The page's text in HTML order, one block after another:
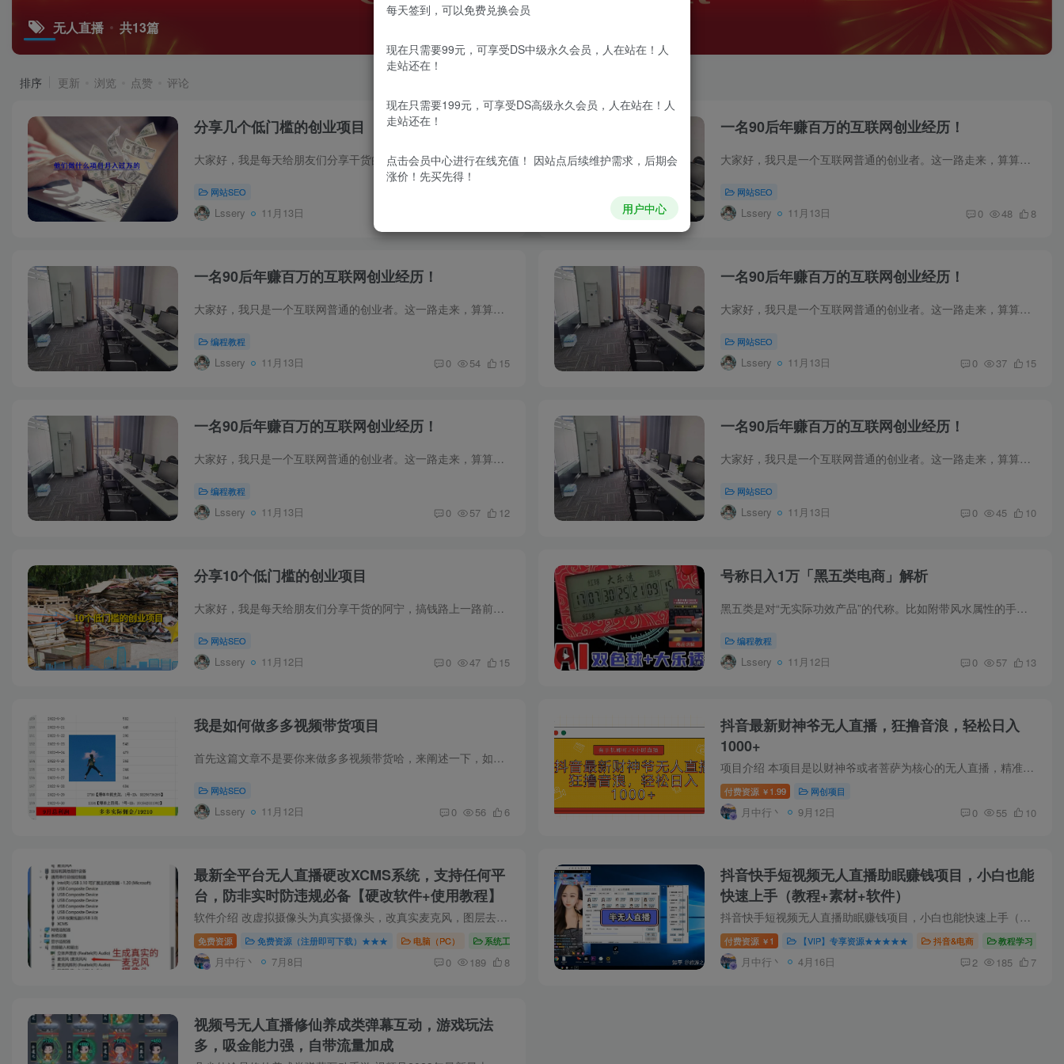
无人直播 共13篇
排序 更新 浏览 点赞 评论
分享几个低门槛的创业项目
大家好，我是每天给朋友们分享干货的阿宁，搞钱路上一路前行经过这三年口罩，现在大环境非常的糟糕，好多地方招工直接喊出超过35岁就不要的标准，你有焦虑感吗?反正我有，不努力搞钱以后进厂拧...
网站SEO
Lssery 11月13日
一名90后年赚百万的互联网创业经历！
大家好，我只是一个互联网普通的创业者。这一路走来，算算在互联网上混了上下也快十年了，目前只能说算小有成就吧，有房有车，俗话说的四子嘛，现在多了一样，人生该努力就得努力。今天就是带大...
网站SEO
Lssery 11月13日 0 48 8
一名90后年赚百万的互联网创业经历！
大家好，我只是一个互联网普通的创业者。这一路走来，算算在互联网上混了上下也快十年了，目前只能说算小有成就吧，有房有车，俗话说的四子嘛，现在多了一样，人生该努力就得努力。今天就是带大...
编程教程
Lssery 11月13日 0 54 15
一名90后年赚百万的互联网创业经历！
大家好，我只是一个互联网普通的创业者。这一路走来，算算在互联网上混了上下也快十年了，目前只能说算小有成就吧，有房有车，俗话说的四子嘛，现在多了一样，人生该努力就得努力。今天就是带大...
网站SEO
Lssery 11月13日 0 37 15
一名90后年赚百万的互联网创业经历！
大家好，我只是一个互联网普通的创业者。这一路走来，算算在互联网上混了上下也快十年了，目前只能说算小有成就吧，有房有车，俗话说的四子嘛，现在多了一样，人生该努力就得努力。今天就是带大...
编程教程
Lssery 11月13日 0 57 12
一名90后年赚百万的互联网创业经历！
大家好，我只是一个互联网普通的创业者。这一路走来，算算在互联网上混了上下也快十年了，目前只能说算小有成就吧，有房有车，俗话说的四子嘛，现在多了一样，人生该努力就得努力。今天就是带大...
网站SEO
Lssery 11月13日 0 45 10
分享10个低门槛的创业项目
大家好，我是每天给朋友们分享干货的阿宁，搞钱路上一路前行经过这三年口罩，现在大环境非常的糟糕，好多地方招工直接喊出超过35岁就不要的标准，你有焦虑感吗?反正我有，不努力搞钱以后进厂拧...
网站SEO
Lssery 11月12日 0 47 15
号称日入1万「黑五类电商」解析
黑五类是对“无实际功效产品”的代称。比如附带风水属性的手串饰品摆件，难以治愈却承诺有效的各种保健品，课程质量低却夸张宣传成功率的培训，还有更离谱的AI彩票机，手机修复器... 为什么存在...
编程教程
Lssery 11月12日 0 57 13
我是如何做多多视频带货项目
首先这篇文章不是要你来做多多视频带货哈，来阐述一下，如何让一个项目尽可能的去赚到钱，要相信项目没问题而是人的问题。 多多带货我今年就没开始弄了，最近几个月都是之前的余量，现在一个是...
网站SEO
Lssery 11月12日 0 56 6
抖音最新财神爷无人直播，狂撸音浪，轻松日入
1000+
项目介绍 本项目是以财神爷或者菩萨为核心的无人直播，精准的捕捉了大众的心理需求，项目操作步骤非常简便，仅需一部手机或一台电脑，就能开启24小时日不落直播。 课程目录 项目介绍 项目准备 ...
付费资源 ￥ 1.99 网创项目
月中行丶 9月12日 0 55 10
最新全平台无人直播硬改XCMS系统，支持任何平
台，防非实时防违规必备【硬改软件+使用教程】
软件介绍 改虚拟摄像头为真实摄像头，改真实麦克风，图层去重、镜头晃动、增加噪点去重、随机播放辅音，两条音轨帮助音频去重、随机音效、随机播放速度，直播源实时转播等等.防违规，防非实时 ...
免费资源 免费资源（注册即可下载）★★★ 电脑（PC） 系统工具
月中行丶 7月8日 0 189 8
抖音快手短视频无人直播助眠赚钱项目，小白也能
快速上手（教程+素材+软件）
抖音快手短视频无人直播助眠赚钱项目，小白也能快速上手（教程+素材+软件）
付费资源 ￥ 1 【VIP】专享资源★★★★★ 抖音&电商 教程学习
月中行丶 4月16日 2 185 7
视频号无人直播修仙养成类弹幕互动，游戏玩法
多，吸金能力强，自带流量加成
每天签到，可以免费兑换会员
现在只需要99元，可享受DS中级永久会员，人在站在！人
走站还在！
现在只需要199元，可享受DS高级永久会员，人在站在！人
走站还在！
点击会员中心进行在线充值！ 因站点后续维护需求，后期会
涨价！先买先得！
用户中心